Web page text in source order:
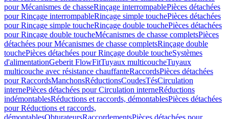
pour Mécanismes de chasseRinçage interrompablePièces détachées
pour Rinçage interrompableRinçage simple touchePièces détachées
pour Rinçage simple toucheRinçage double touchePièces détachées
pour Rinçage double toucheMécanismes de chasse completsPièces
détachées pour Mécanismes de chasse completsRinçage double
touchePièces détachées pour Rinçage double toucheSystèmes
d'alimentationGeberit FlowFitTuyaux multicoucheTuyaux
multicouche avec résistance chauffanteRaccordsPièces détachées
pour RaccordsManchonsRéductionsCoudesTésCirculation
internePièces détachées pour Circulation interneRéductions
indémontablesRéductions et raccords, démontablesPièces détachées
pour Réductions et raccords,
démontablesObturateursRaccordementsPièces détachées pour